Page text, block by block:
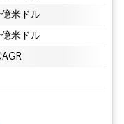
億米ドル
億米ドル
4.0の表示が必要です。